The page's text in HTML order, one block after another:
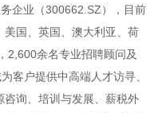
企业（300662.SZ），目前
国、英国、澳大利亚、荷
2,600余名专业招聘顾问及
客户提供中高端人才访寻、
询、培训与发展、薪税外